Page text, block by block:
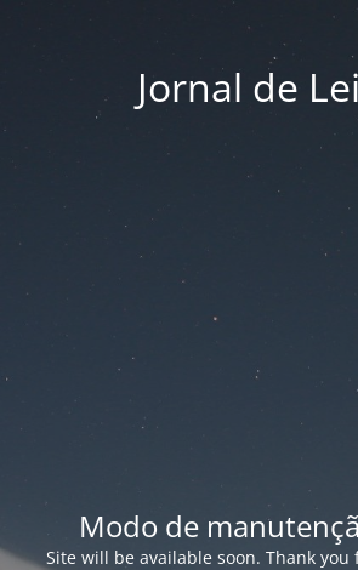
Jornal de
Modo de
Site will be available soon. Thank